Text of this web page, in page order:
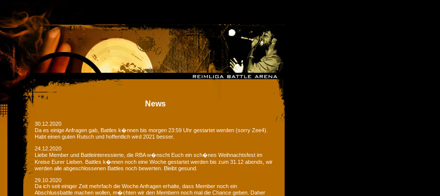
News
30.12.2020
Da es einige Anfragen gab, Battles k�nnen bis morgen 23:59 Uhr gestartet werden (sorry Zee4).
Habt einen guten Rutsch und hoffentlich wird 2021 besser.
24.12.2020
Liebe Member und Battleinteressierte, die RBA w�nscht Euch ein sch�nes Weihnachtsfest im
Kreise Eurer Lieben. Battles k�nnen noch eine Woche gestartet werden bis zum 31.12 abends, wir
werden alle abgeschlossenen Battles noch bewerten. Bleibt gesund.
29.10.2020
Da ich seit einiger Zeit mehrfach die Woche Anfragen erhalte, dass Member noch ein
Abschlussbattle machen wollen, m�chten wir den Membern noch mal die Chance geben. Daher